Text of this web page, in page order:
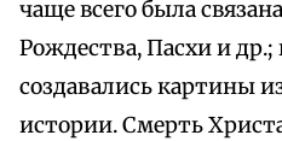
чаще всего была
Рождества, Пасхи и др.;
создавались картины
истории. Смерть